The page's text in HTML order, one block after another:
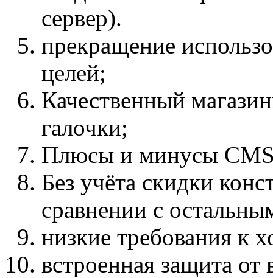
сервер).
прекращение
целей;
Качественный
галочки;
Плюсы и минусы
Без учёта скидки
сравнении с
низкие требования к
встроенная защита от